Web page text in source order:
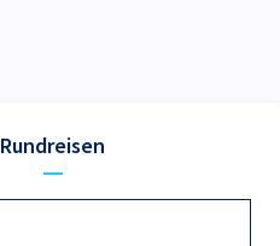
Rundreisen